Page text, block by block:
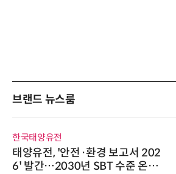
브랜드 뉴스룸
한국태양유전
태양유전, '안전·환경 보고서 202
6' 발간…2030년 SBT 수준 온실